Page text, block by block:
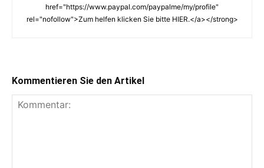
href="https://www.paypal.com/paypalme/my/profile"
rel="nofollow">Zum helfen klicken Sie bitte HIER.</a></strong>
Kommentieren Sie den Artikel